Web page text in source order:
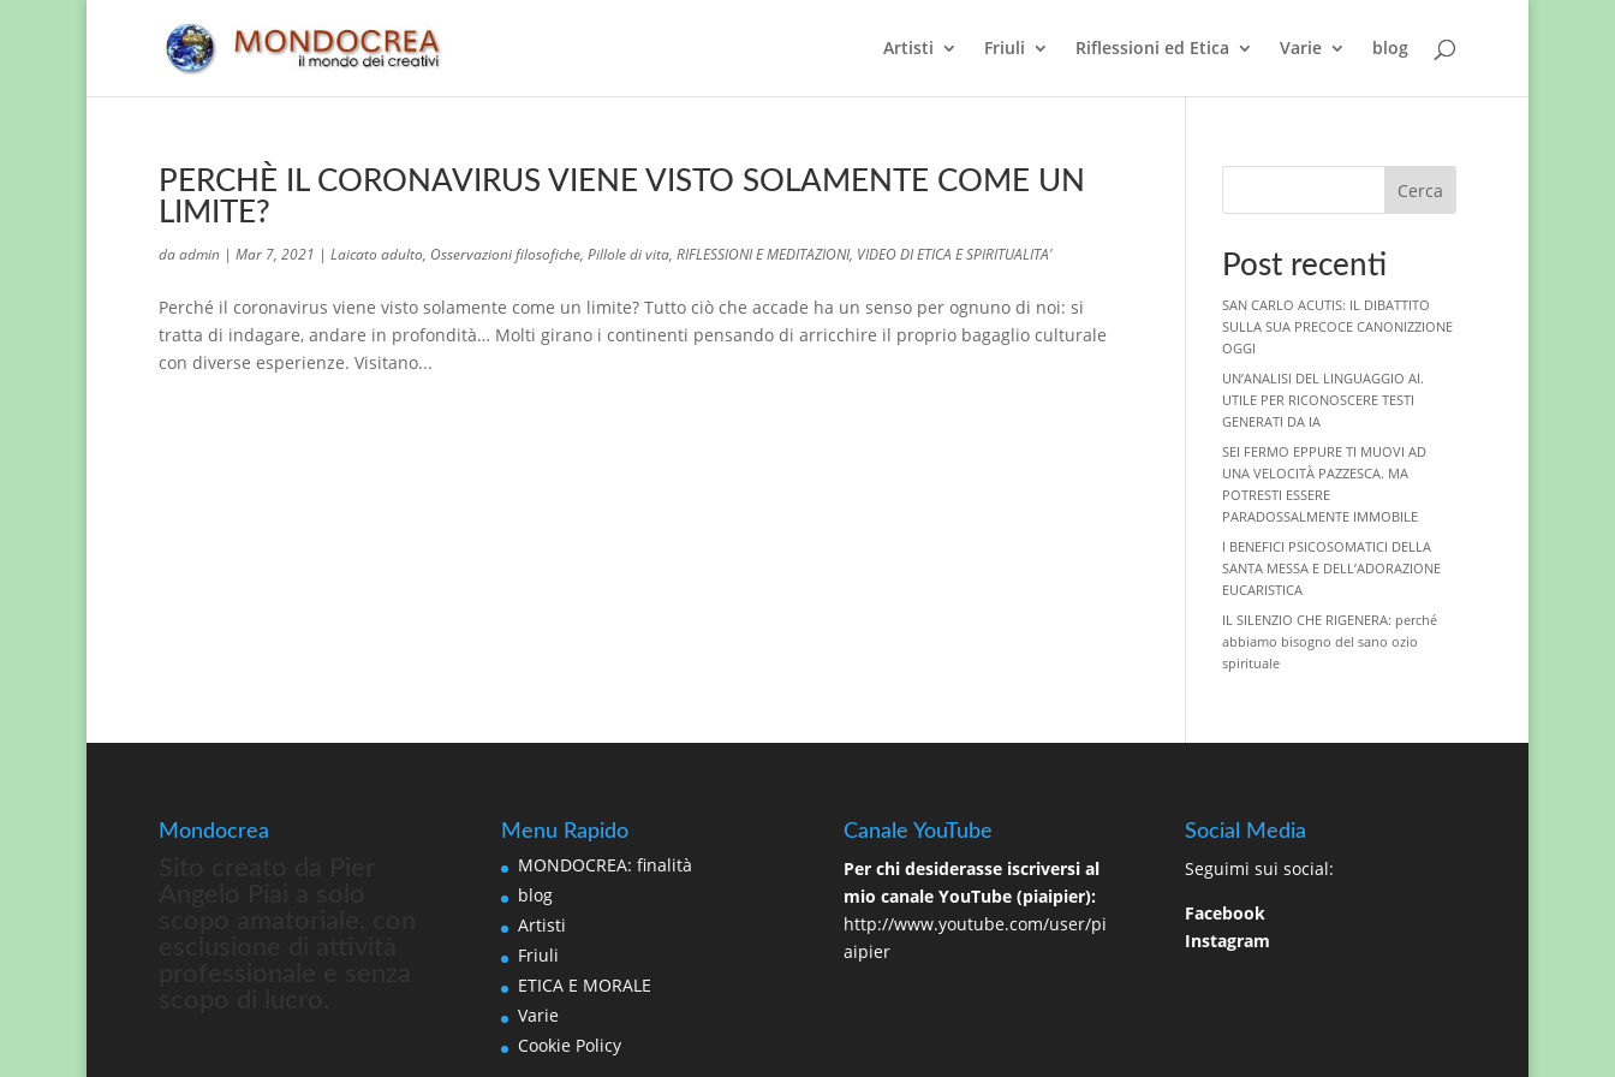
Artisti Friuli Riflessioni ed Etica Varie blog
PERCHÈ IL CORONAVIRUS VIENE VISTO SOLAMENTE COME UN
LIMITE?
daadmin | Mar 7, 2021 | Laicato adulto, Osservazioni filosofiche, Pillole di vita, RIFLESSIONI E MEDITAZIONI, VIDEO DI ETICA E SPIRITUALITA'
Perché il coronavirus viene visto solamente come un limite? Tutto ciò che accade ha un senso per ognuno di noi: si
tratta di indagare, andare in profondità… Molti girano i continenti pensando di arricchire il proprio bagaglio culturale
con diverse esperienze. Visitano...
Cerca
Post recenti
SAN CARLO ACUTIS: IL DIBATTITO
SULLA SUA PRECOCE CANONIZZIONE
OGGI
UN’ANALISI DEL LINGUAGGIO AI.
UTILE PER RICONOSCERE TESTI
GENERATI DA IA
SEI FERMO EPPURE TI MUOVI AD
UNA VELOCITÀ PAZZESCA. MA
POTRESTI ESSERE
PARADOSSALMENTE IMMOBILE
I BENEFICI PSICOSOMATICI DELLA
SANTA MESSA E DELL’ADORAZIONE
EUCARISTICA
IL SILENZIO CHE RIGENERA: perché
abbiamo bisogno del sano ozio
spirituale
Mondocrea Menu Rapido
MONDOCREA: finalità
blog
Artisti
Friuli
ETICA E MORALE
Varie
Cookie Policy
Canale YouTube
Per chi desiderasse iscriversi al
mio canale YouTube (piaipier):
http://www.youtube.com/user/pi
aipier
Social Media
Seguimi sui social:
Facebook
Instagram